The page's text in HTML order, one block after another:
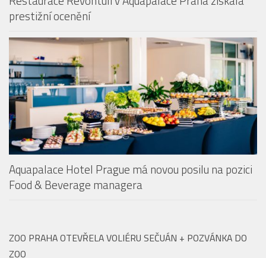
Restaurace Revontuli v Aquapalace Praha získala
prestižní ocenění
Aquapalace Hotel Prague má novou posilu na pozici
Food & Beverage managera